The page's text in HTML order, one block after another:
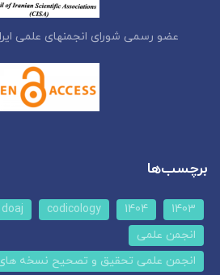
عضو رسمی شورای انجمنهای علمی
برچسب‌ها
1403
1404
codicology
doaj
انجمن علمی
انجمن علمی تحقیق و تصحیح نسخه